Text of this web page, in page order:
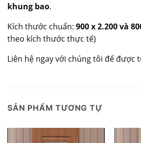
khung bao.
Kích thước chuẩn: 900 x 2.200 và
theo kích thước thực tế)
Liên hệ ngay với chúng tôi để được
SẢN PHẨM TƯƠNG TỰ